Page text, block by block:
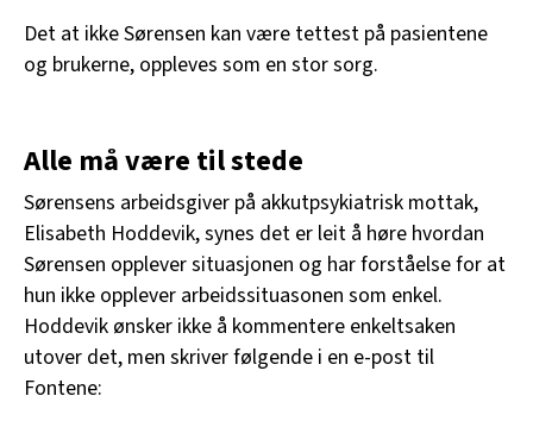
Det at ikke Sørensen kan være tettest på pasientene
og brukerne, oppleves som en stor sorg.
Alle må være til stede
Sørensens arbeidsgiver på akkutpsykiatrisk mottak,
Elisabeth Hoddevik, synes det er leit å høre hvordan
Sørensen opplever situasjonen og har forståelse for at
hun ikke opplever arbeidssituasonen som enkel.
Hoddevik ønsker ikke å kommentere enkeltsaken
utover det, men skriver følgende i en e-post til
Fontene: